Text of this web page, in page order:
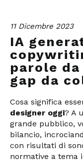
11 Dicembre 2023
IA
parole
gap da
Cosa significa
designer oggi? A
grande pubblico,
bilancio,
con risultati di
normative a tema